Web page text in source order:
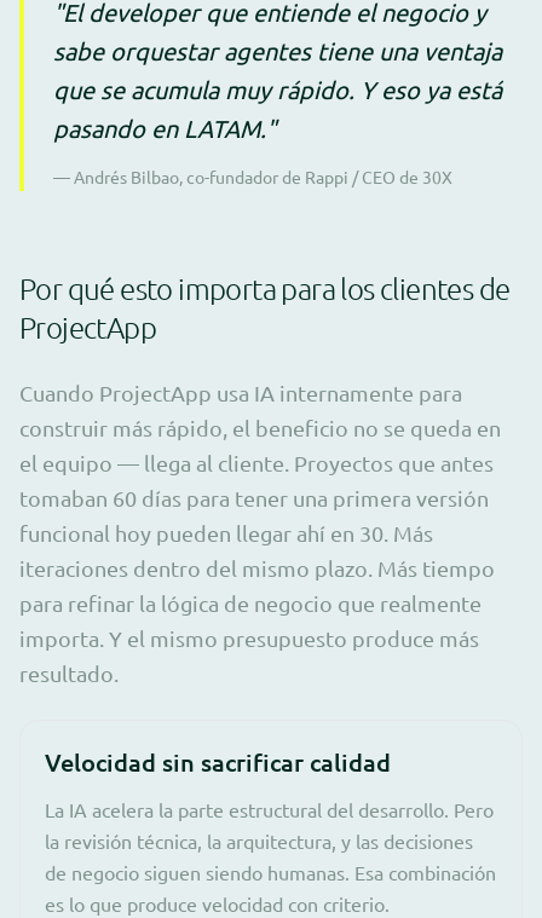
"El developer que entiende el negocio y
sabe orquestar agentes tiene una ventaja
que se acumula muy rápido. Y eso ya está
pasando en LATAM."
— Andrés Bilbao, co-fundador de Rappi / CEO de 30X
Por qué esto importa para los clientes de
ProjectApp
Cuando ProjectApp usa IA internamente para
construir más rápido, el beneficio no se queda en
el equipo — llega al cliente. Proyectos que antes
tomaban 60 días para tener una primera versión
funcional hoy pueden llegar ahí en 30. Más
iteraciones dentro del mismo plazo. Más tiempo
para refinar la lógica de negocio que realmente
importa. Y el mismo presupuesto produce más
resultado.
Velocidad sin sacrificar calidad
La IA acelera la parte estructural del desarrollo. Pero
la revisión técnica, la arquitectura, y las decisiones
de negocio siguen siendo humanas. Esa combinación
es lo que produce velocidad con criterio.